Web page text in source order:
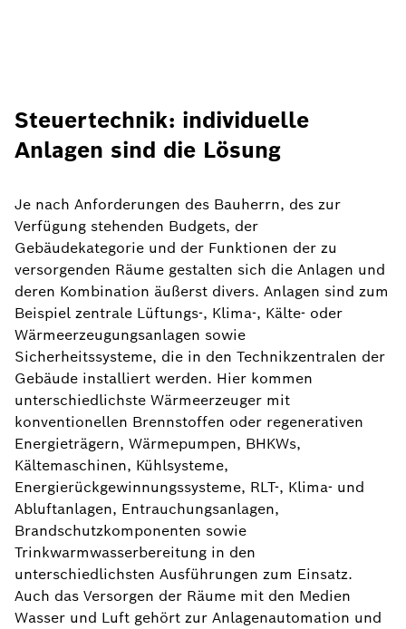
Steuertechnik: individuelle
Anlagen sind die Lösung
Je nach Anforderungen des Bauherrn, des zur
Verfügung stehenden Budgets, der
Gebäudekategorie und der Funktionen der zu
versorgenden Räume gestalten sich die Anlagen und
deren Kombination äußerst divers. Anlagen sind zum
Beispiel zentrale Lüftungs-, Klima-, Kälte- oder
Wärmeerzeugungsanlagen sowie
Sicherheitssysteme, die in den Technikzentralen der
Gebäude installiert werden. Hier kommen
unterschiedlichste Wärmeerzeuger mit
konventionellen Brennstoffen oder regenerativen
Energieträgern, Wärmepumpen, BHKWs,
Kältemaschinen, Kühlsysteme,
Energierückgewinnungssysteme, RLT-, Klima- und
Abluftanlagen, Entrauchungsanlagen,
Brandschutzkomponenten sowie
Trinkwarmwasserbereitung in den
unterschiedlichsten Ausführungen zum Einsatz.
Auch das Versorgen der Räume mit den Medien
Wasser und Luft gehört zur Anlagenautomation und